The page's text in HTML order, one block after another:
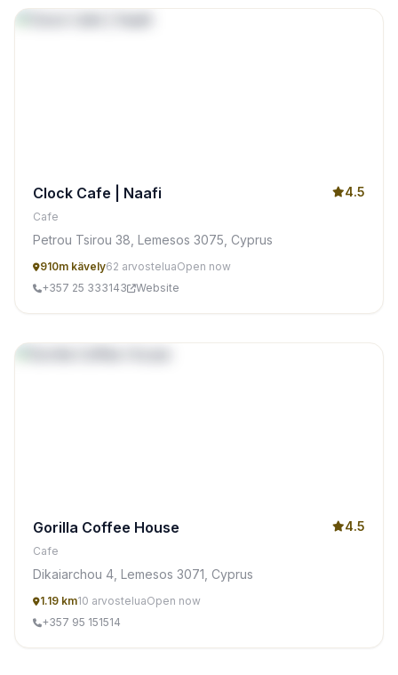
Clock Cafe | Naafi 4.5
Cafe
Petrou Tsirou 38, Lemesos 3075, Cyprus
910m kävely62 arvosteluaOpen now
+357 25 333143
Website
Gorilla Coffee House 4.5
Cafe
Dikaiarchou 4, Lemesos 3071, Cyprus
1.19 km10 arvosteluaOpen now
+357 95 151514